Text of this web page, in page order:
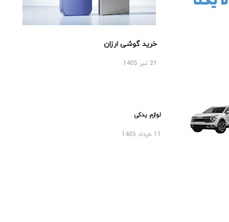
خرید گوشی ارزان
لوازم یدکی